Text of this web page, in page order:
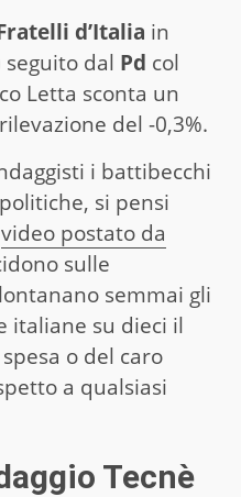
d’Italia in
seguito dal Pd col
Letta sconta un
del -0,3%.
i battibecchi
si pensi
video postato da
sulle
semmai gli
italiane su dieci il
o del caro
a qualsiasi
Tecnè